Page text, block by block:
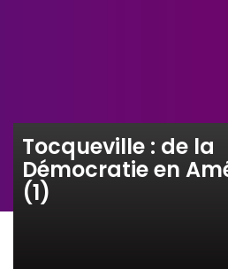
Tocqueville : de la
Démocratie en
(1)